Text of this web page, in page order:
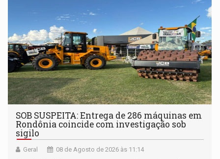
SOB SUSPEITA: Entrega de 286 máquinas em
Rondônia coincide com investigação sob
sigilo
Geral 08 de Agosto de 2026 às 11:14